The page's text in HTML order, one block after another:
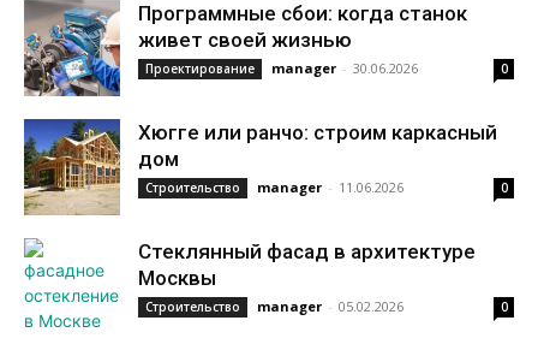
Программные сбои: когда станок
живет своей жизнью
Проектирование manager - 30.06.2026 0
Хюгге или ранчо: строим каркасный
дом
Строительство manager - 11.06.2026 0
Стеклянный фасад в архитектуре
Москвы
Строительство manager - 05.02.2026 0